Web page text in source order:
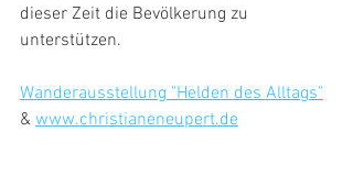
dieser Zeit die Bevölkerung zu
unterstützen.
Wanderausstellung "Helden des Alltags"
& www.christianeneupert.de